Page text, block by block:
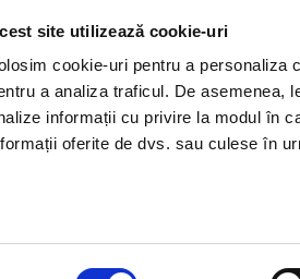
site utilizează cookie-uri
cookie-uri pentru a personaliza
a analiza traficul. De asemenea,
informații cu privire la modul în
oferite de dvs. sau culese în